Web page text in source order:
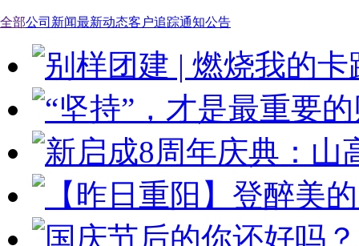
全部公司新闻最新动态客户追踪通知公告